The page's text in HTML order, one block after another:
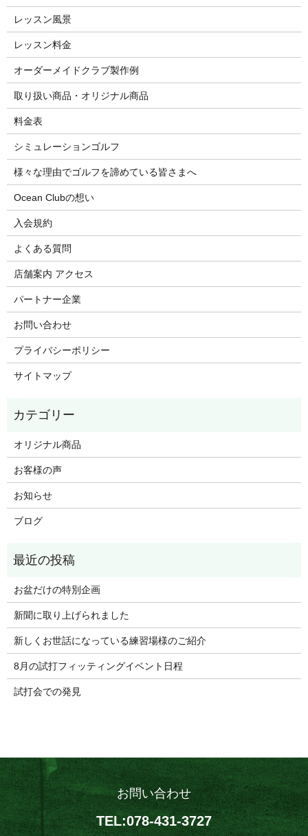
レッスン風景
レッスン料金
オーダーメイドクラブ製作例
取り扱い商品・オリジナル商品
料金表
シミュレーションゴルフ
様々な理由でゴルフを諦めている皆さまへ
Ocean Clubの想い
入会規約
よくある質問
店舗案内 アクセス
パートナー企業
お問い合わせ
プライバシーポリシー
サイトマップ
オリジナル商品
お客様の声
お知らせ
ブログ
お盆だけの特別企画
新聞に取り上げられました
新しくお世話になっている練習場様のご紹介
8月の試打フィッティングイベント日程
試打会での発見
お問い合わせ
TEL:078-431-3727